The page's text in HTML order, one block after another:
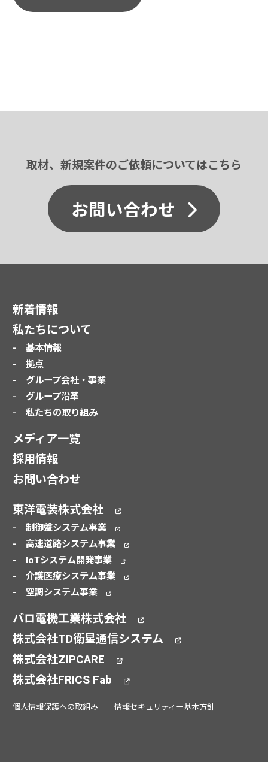
取材、新規案件のご依頼についてはこちら
お問い合わせ
新着情報
私たちについて
基本情報
拠点
グループ会社・事業
グループ沿革
私たちの取り組み
メディア一覧
採用情報
お問い合わせ
東洋電装株式会社
制御盤システム事業
高速道路システム事業
IoTシステム開発事業
介護医療システム事業
空調システム事業
バロ電機工業株式会社
株式会社TD衛星通信システム
株式会社ZIPCARE
株式会社FRICS Fab
個人情報保護への取組み 情報セキュリティー基本方針